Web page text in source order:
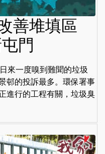
善堆填區
門
來一度嗅到難聞的垃圾
邨的投訴最多。環保署事
進行的工程有關，垃圾臭